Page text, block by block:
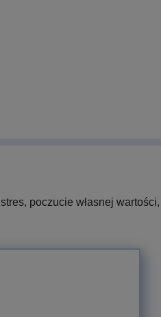
poczucie własnej wartości,